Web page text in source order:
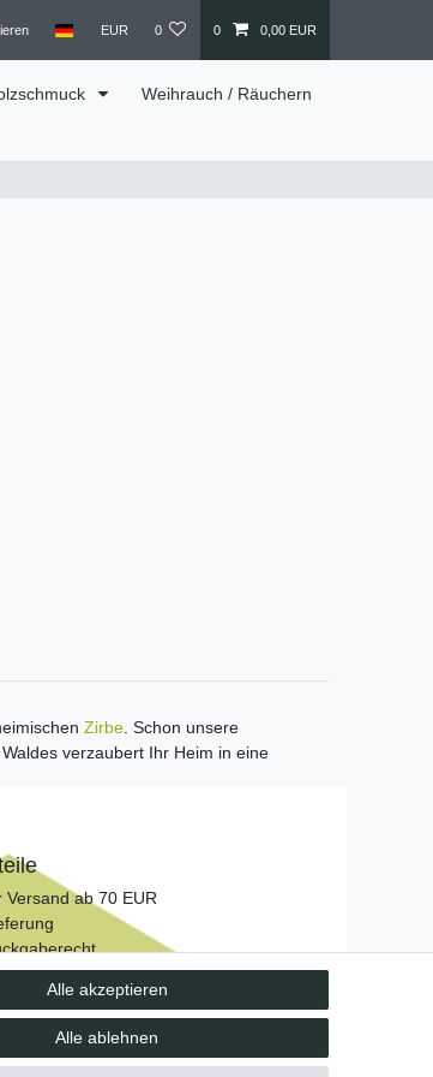
EUR 0 0 0,00 EUR
Weihrauch / Räuchern
Zirbe. Schon unsere
verzaubert Ihr Heim in eine
Versand ab 70 EUR
Alle akzeptieren
Alle ablehnen